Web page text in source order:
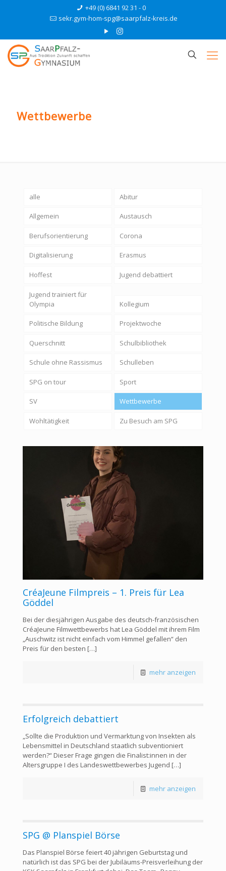
+49 (0) 6841 92 31 - 0
sekr.gym-hom-spg@saarpfalz-kreis.de
Wettbewerbe
alle Abitur
Allgemein Austausch
Berufsorientierung Corona
Digitalisierung Erasmus
Hoffest Jugend debattiert
Jugend trainiert für
Olympia
Kollegium
Politische Bildung Projektwoche
Querschnitt Schulbibliothek
Schule ohne Rassismus Schulleben
SPG on tour Sport
SV Wettbewerbe
Wohltätigkeit Zu Besuch am SPG
CréaJeune Filmpreis – 1. Preis für Lea
Göddel
Bei der diesjährigen Ausgabe des deutsch-französischen
CréaJeune Filmwettbewerbs hat Lea Göddel mit ihrem Film
„Auschwitz ist nicht einfach vom Himmel gefallen“ den
Preis für den besten […]
mehr anzeigen
Erfolgreich debattiert
„Sollte die Produktion und Vermarktung von Insekten als
Lebensmittel in Deutschland staatlich subventioniert
werden?“ Dieser Frage gingen die Finalist:innen in der
Altersgruppe I des Landeswettbewerbes Jugend […]
mehr anzeigen
SPG @ Planspiel Börse
Das Planspiel Börse feiert 40 jährigen Geburtstag und
natürlich ist das SPG bei der Jubiläums-Preisverleihung der